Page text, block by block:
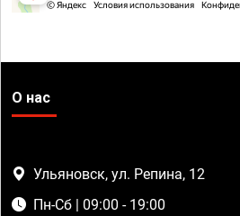
О нас
Ульяновск, ул. Репина, 12
Пн-Сб | 09:00 - 19:00